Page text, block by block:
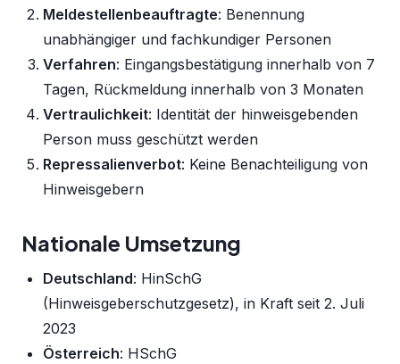
Meldestellenbeauftragte: Benennung
unabhängiger und fachkundiger Personen
Verfahren: Eingangsbestätigung innerhalb von 7
Tagen, Rückmeldung innerhalb von 3 Monaten
Vertraulichkeit: Identität der hinweisgebenden
Person muss geschützt werden
Repressalienverbot: Keine Benachteiligung von
Hinweisgebern
Nationale Umsetzung
Deutschland: HinSchG
(Hinweisgeberschutzgesetz), in Kraft seit 2. Juli
2023
Österreich: HSchG